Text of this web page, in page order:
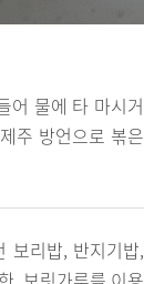
어 물에 타 마시거
주 방언으로 볶은
보리밥, 반지기밥,